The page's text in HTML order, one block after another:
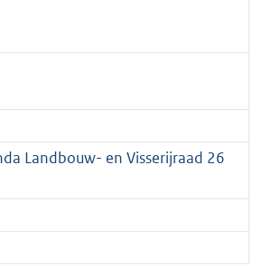
Landbouw- en Visserijraad 26